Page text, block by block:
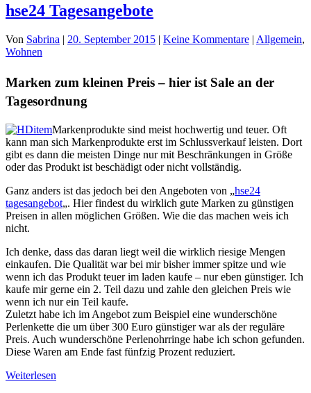
hse24 Tagesangebote
Von Sabrina | 20. September 2015 | Keine Kommentare | Allgemein,
Wohnen
Marken zum kleinen Preis – hier ist Sale an der
Tagesordnung
Markenprodukte sind meist hochwertig und teuer. Oft
kann man sich Markenprodukte erst im Schlussverkauf leisten. Dort
gibt es dann die meisten Dinge nur mit Beschränkungen in Größe
oder das Produkt ist beschädigt oder nicht vollständig.
Ganz anders ist das jedoch bei den Angeboten von „hse24
tagesangebot„. Hier findest du wirklich gute Marken zu günstigen
Preisen in allen möglichen Größen. Wie die das machen weis ich
nicht.
Ich denke, dass das daran liegt weil die wirklich riesige Mengen
einkaufen. Die Qualität war bei mir bisher immer spitze und wie
wenn ich das Produkt teuer im laden kaufe – nur eben günstiger. Ich
kaufe mir gerne ein 2. Teil dazu und zahle den gleichen Preis wie
wenn ich nur ein Teil kaufe.
Zuletzt habe ich im Angebot zum Beispiel eine wunderschöne
Perlenkette die um über 300 Euro günstiger war als der reguläre
Preis. Auch wunderschöne Perlenohrringe habe ich schon gefunden.
Diese Waren am Ende fast fünfzig Prozent reduziert.
Weiterlesen